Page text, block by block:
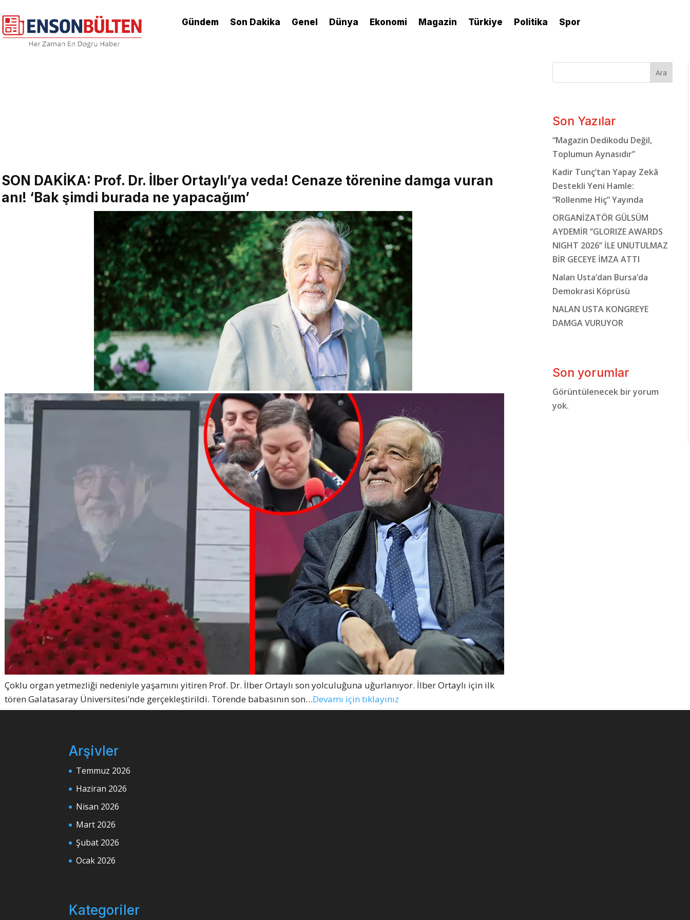
Gündem Son Dakika Genel Dünya Ekonomi Magazin Türkiye Politika Spor
SON DAKİKA: Prof. Dr. İlber Ortaylı’ya veda! Cenaze törenine damga vuran
anı! ‘Bak şimdi burada ne yapacağım’
Çoklu organ yetmezliği nedeniyle yaşamını yitiren Prof. Dr. İlber Ortaylı son yolculuğuna uğurlanıyor. İlber Ortaylı için ilk
tören Galatasaray Üniversitesi’nde gerçekleştirildi. Törende babasının son…Devamı için tıklayınız
Ara
Son Yazılar
“Magazin Dedikodu Değil,
Toplumun Aynasıdır”
Kadir Tunç’tan Yapay Zekâ
Destekli Yeni Hamle:
“Rollenme Hiç” Yayında
ORGANİZATÖR GÜLSÜM
AYDEMİR ‘’GLORIZE AWARDS
NIGHT 2026’’ İLE UNUTULMAZ
BİR GECEYE İMZA ATTI
Nalan Usta’dan Bursa’da
Demokrasi Köprüsü
NALAN USTA KONGREYE
DAMGA VURUYOR
Son yorumlar
Görüntülenecek bir yorum
yok.
Arşivler
Temmuz 2026
Haziran 2026
Nisan 2026
Mart 2026
Şubat 2026
Ocak 2026
Kategoriler